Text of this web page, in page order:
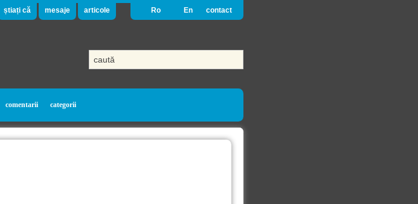
știați că mesaje articole Ro En contact
comentarii categorii